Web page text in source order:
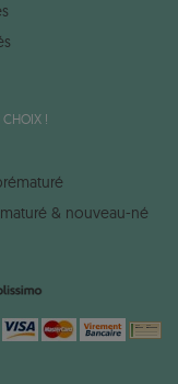
CHOIX !
& nouveau-né